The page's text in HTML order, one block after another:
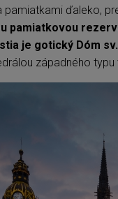
pamiatkami ďaleko,
pamiatkovou
je gotický Dóm
západného typu